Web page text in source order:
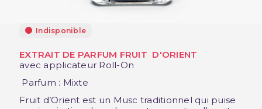
Indisponible
EXTRAIT DE PARFUM FRUIT D'ORIENT
avec applicateur Roll-On
Parfum : Mixte
Fruit d’Orient est un Musc traditionnel qui puise